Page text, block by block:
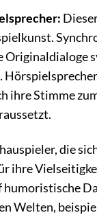
Originaldialoge
ihre Stimme
die
ihre
humoristische
Welten,